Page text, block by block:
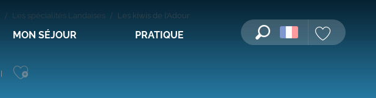
Recherche
MON SÉJOUR PRATIQUE
Les spécialités Landaises Les kiwis de l’Adour
Ajouter aux favoris